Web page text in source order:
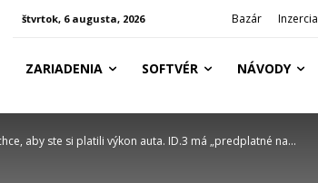
štvrtok, 6 augusta, 2026 Bazár Inzercia
ZARIADENIA SOFTVÉR NÁVODY
aby ste si platili výkon auta. ID.3 má „predplatné na...